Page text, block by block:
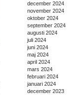
december 2024
november 2024
oktober 2024
september 2024
augusti 2024
juli 2024
juni 2024
maj 2024
april 2024
mars 2024
februari 2024
januari 2024
december 2023